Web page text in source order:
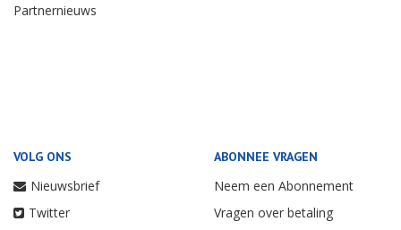
Partnernieuws
VOLG ONS
Nieuwsbrief
Twitter
ABONNEE VRAGEN
Neem een Abonnement
Vragen over betaling